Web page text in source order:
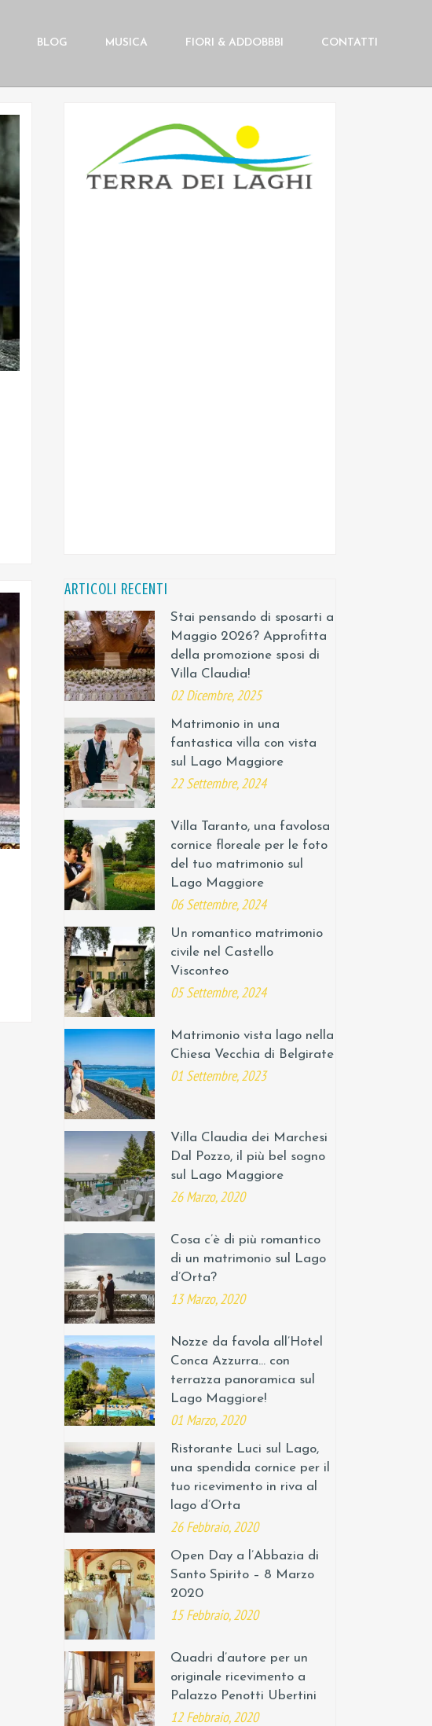
BLOG MUSICA FIORI & ADDOBBBI CONTATTI
ARTICOLI RECENTI
Stai pensando di sposarti a
Maggio 2026? Approfitta
della promozione sposi di
Villa Claudia!
02 Dicembre, 2025
Matrimonio in una
fantastica villa con vista
sul Lago Maggiore
22 Settembre, 2024
Villa Taranto, una favolosa
cornice floreale per le foto
del tuo matrimonio sul
Lago Maggiore
06 Settembre, 2024
Un romantico matrimonio
civile nel Castello
Visconteo
05 Settembre, 2024
Matrimonio vista lago nella
Chiesa Vecchia di Belgirate
01 Settembre, 2023
Villa Claudia dei Marchesi
Dal Pozzo, il più bel sogno
sul Lago Maggiore
26 Marzo, 2020
Cosa c’è di più romantico
di un matrimonio sul Lago
d’Orta?
13 Marzo, 2020
Nozze da favola all’Hotel
Conca Azzurra… con
terrazza panoramica sul
Lago Maggiore!
01 Marzo, 2020
Ristorante Luci sul Lago,
una spendida cornice per il
tuo ricevimento in riva al
lago d’Orta
26 Febbraio, 2020
Open Day a l’Abbazia di
Santo Spirito – 8 Marzo
2020
15 Febbraio, 2020
Quadri d’autore per un
originale ricevimento a
Palazzo Penotti Ubertini
12 Febbraio, 2020